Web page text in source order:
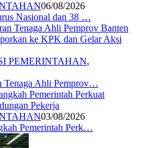
06/08/2026
Nasional dan 38 …
PEMERINTAHAN,
Tenaga Ahli Pemprov…
03/08/2026
Pemerintah Perk…